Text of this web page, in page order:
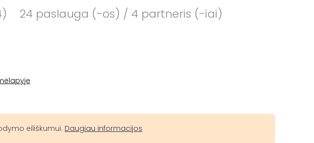
24 paslauga (-os) / 4 partneris (-iai)
eiliškumui. Daugiau informacijos